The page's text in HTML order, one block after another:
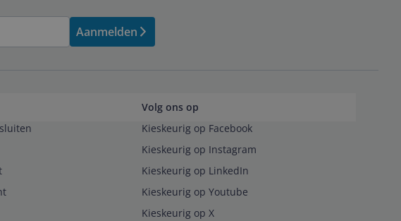
Aanmelden
Volg ons op
Kieskeurig op Facebook
Kieskeurig op Instagram
Kieskeurig op LinkedIn
Kieskeurig op Youtube
Kieskeurig op X